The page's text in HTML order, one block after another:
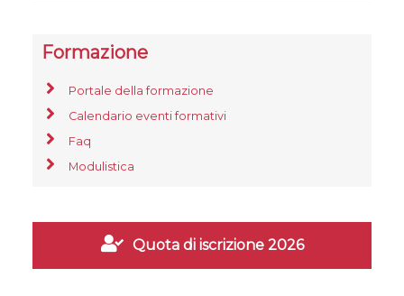
Formazione
Portale della formazione
Calendario eventi formativi
Faq
Modulistica
Quota di iscrizione 2026